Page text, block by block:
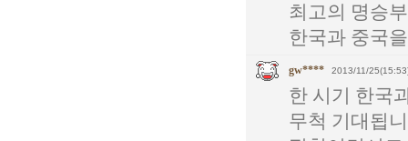
최고의 명승
한국과 중국
gw**** 2013/11/
한 시기 한국
무척 기대됩